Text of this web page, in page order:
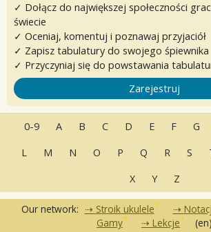
✓ Dołącz do największej społeczności
świecie
✓ Oceniaj, komentuj i poznawaj przyjaciół
✓ Zapisz tabulatury do swojego śpiewnika
✓ Przyczyniaj się do powstawania
Zarejestruj
0-9 A B C D E F G
L
M N O P Q R S
X
Y Z
Our network: Stroik ukulele
Gamy
Lekcje (en)